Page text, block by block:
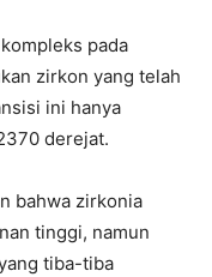
pada
zirkon yang telah
ini hanya
derejat.
bahwa zirkonia
tinggi, namun
tiba-tiba